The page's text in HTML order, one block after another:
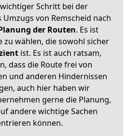
Schritt bei der
von Remscheid nach
der Routen. Es ist
zu wählen, die sowohl sicher
ist. Es ist auch ratsam,
dass die Route frei von
und anderen Hindernissen
auch hier haben wir
gerne die Planung,
andere wichtige Sachen
können.